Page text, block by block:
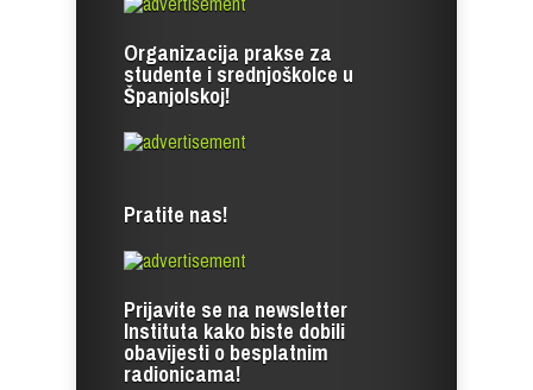
Organizacija prakse za
studente i srednjoškolce u
Španjolskoj!
Pratite nas!
Prijavite se na newsletter
Instituta kako biste dobili
obavijesti o besplatnim
radionicama!